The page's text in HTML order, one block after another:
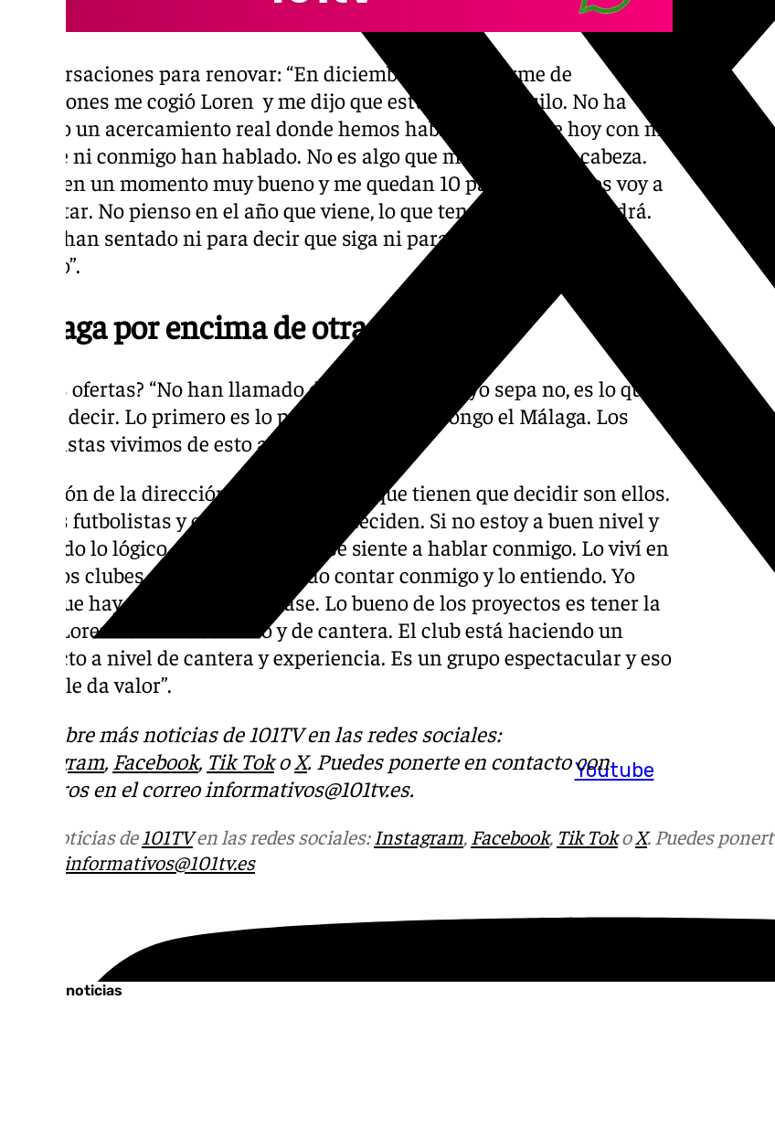
Youtube
Conversaciones para renovar: “En diciembre antes de irme de
vacaciones me cogió Loren y me dijo que estuviera tranquilo. No ha
habido un acercamiento real donde hemos hablado. A día de hoy con mi
agente ni conmigo han hablado. No es algo que me perturbe la cabeza.
Estoy en un momento muy bueno y me quedan 10 partidos que los voy a
disfrutar. No pienso en el año que viene, lo que tenga que venir vendrá.
No se han sentado ni para decir que siga ni para que decirme que no
cuento”.
Málaga por encima de otras plazas
¿Otras ofertas? “No han llamado de otro sitio. Que yo sepa no, es lo que
puedo decir. Lo primero es lo primero y yo antepongo el Málaga. Los
futbolistas vivimos de esto al final”.
Decisión de la dirección deportiva: “Los que tienen que decidir son ellos.
Somos futbolistas y ellos son los que deciden. Si no estoy a buen nivel y
no rindo lo lógico es que el club no se siente a hablar conmigo. Lo viví en
algunos clubes, que no han querido contar conmigo y lo entiendo. Yo
creo que hay una muy buena base. Lo bueno de los proyectos es tener la
base. Loren es un tío sensato y de cantera. El club está haciendo un
proyecto a nivel de cantera y experiencia. Es un grupo espectacular y eso
Loren le da valor”.
Descubre más noticias de 101TV en las redes sociales:
Instagram, Facebook, Tik TokoX. Puedes ponerte en contacto con
nosotros en el correo informativos@101tv.es.
Más noticias de101TVen las redes sociales:Instagram, Facebook, Tik TokoX. Puedes
informativos@101tv.es
Últimas noticias